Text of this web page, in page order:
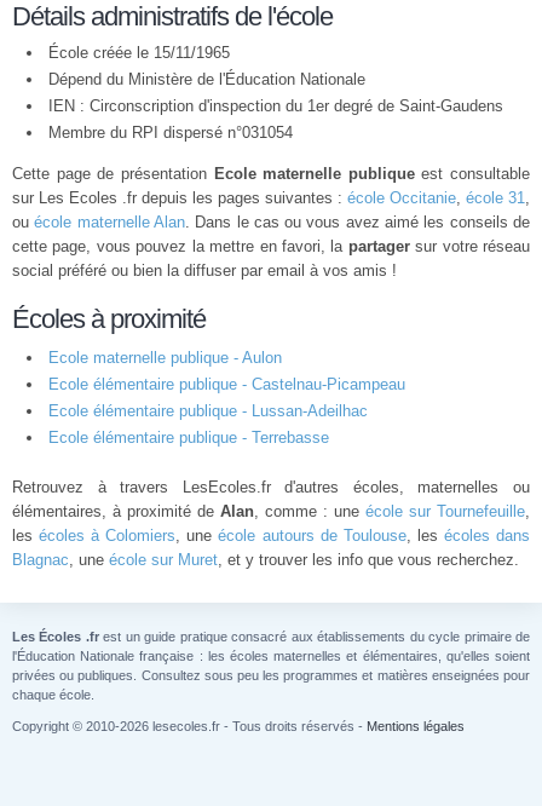
Détails administratifs de l'école
École créée le 15/11/1965
Dépend du Ministère de l'Éducation Nationale
IEN : Circonscription d'inspection du 1er degré de Saint-Gaudens
Membre du RPI dispersé n°031054
Cette page de présentation Ecole maternelle publiqueest consultable
sur Les Ecoles .fr depuis les pages suivantes : école Occitanie, école 31,
ouécole maternelle Alan. Dans le cas ou vous avez aimé les conseils de
cette page, vous pouvez la mettre en favori, la partagersur votre réseau
social préféré ou bien la diffuser par email à vos amis !
Écoles à proximité
Ecole maternelle publique - Aulon
Ecole élémentaire publique - Castelnau-Picampeau
Ecole élémentaire publique - Lussan-Adeilhac
Ecole élémentaire publique - Terrebasse
Retrouvez à travers LesEcoles.fr d'autres écoles, maternelles ou
élémentaires, à proximité de Alan, comme : une école sur Tournefeuille,
lesécoles à Colomiers, uneécole autours de Toulouse, les écoles dans
Blagnac, une école sur Muret, et y trouver les info que vous recherchez.
Les Écoles .frest un guide pratique consacré aux établissements du cycle primaire de
l'Éducation Nationale française : les écoles maternelles et élémentaires, qu'elles soient
privées ou publiques. Consultez sous peu les programmes et matières enseignées pour
chaque école.
Copyright © 2010-2026 lesecoles.fr - Tous droits réservés - Mentions légales